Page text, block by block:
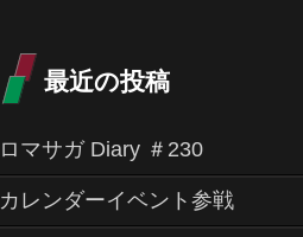
最近の投稿
ロマサガ Diary ＃230
カレンダーイベント参戦